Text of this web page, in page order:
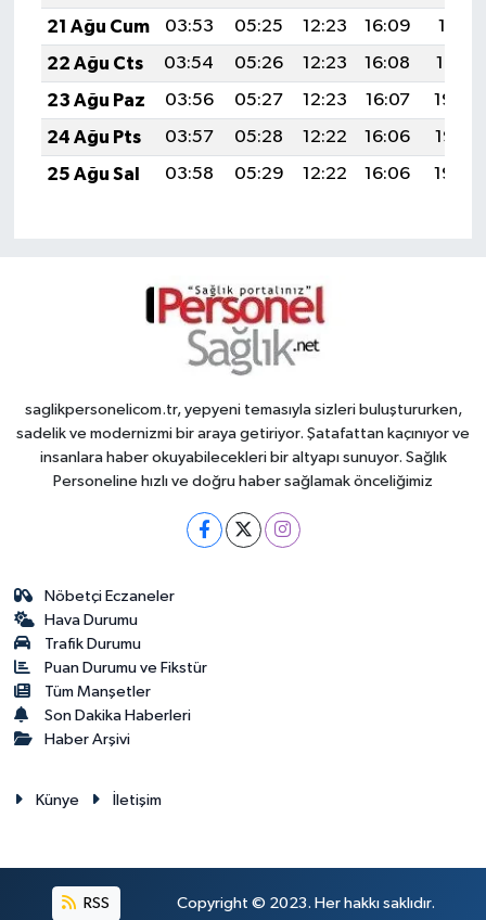
21 Ağu Cum
03:53 05:25 12:23 16:09
19:11
22 Ağu Cts
03:54 05:26 12:23 16:08
19:10
23 Ağu Paz
03:56 05:27 12:23 16:07
19:08
24 Ağu Pts
03:57 05:28 12:22 16:06
19:07
25 Ağu Sal
03:58 05:29 12:22 16:06 19:05
saglikpersonelicom.tr, yepyeni temasıyla sizleri buluştururken,
sadelik ve modernizmi bir araya getiriyor. Şatafattan kaçınıyor ve
insanlara haber okuyabilecekleri bir altyapı sunuyor. Sağlık
Personeline hızlı ve doğru haber sağlamak önceliğimiz
Nöbetçi Eczaneler
Hava Durumu
Trafik Durumu
Puan Durumu ve Fikstür
Tüm Manşetler
Son Dakika Haberleri
Haber Arşivi
Künye İletişim
RSS Copyright © 2023. Her hakkı saklıdır.